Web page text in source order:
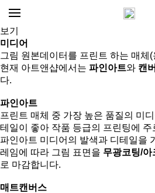
미리
보기
미디어
그림 원본데이터를 프린트 하는 매체
현재 아트앤샵에서는 파인아트와 캔
다.
파인아트
프린트 매체 중 가장 높은 품질의 미
테일이 좋아 작품 등급의 프린팅에 주
파인아트 미디어의 발색과 디테일을
레임에 따라 그림 표면을 무광코팅/
로 마감합니다.
매트캔버스